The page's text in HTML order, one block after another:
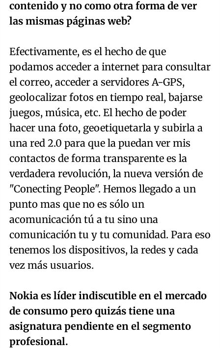
contenido y no como otra forma de ver
las mismas páginas web?
Efectivamente, es el hecho de que
podamos acceder a internet para consultar
el correo, acceder a servidores A-GPS,
geolocalizar fotos en tiempo real, bajarse
juegos, música, etc. El hecho de poder
hacer una foto, geoetiquetarla y subirla a
una red 2.0 para que la puedan ver mis
contactos de forma transparente es la
verdadera revolución, la nueva versión de
"Conecting People". Hemos llegado a un
punto mas que no es sólo un
acomunicación tú a tu sino una
comunicación tu y tu comunidad. Para eso
tenemos los dispositivos, la redes y cada
vez más usuarios.
Nokia es líder indiscutible en el mercado
de consumo pero quizás tiene una
asignatura pendiente en el segmento
profesional.